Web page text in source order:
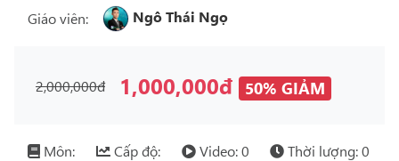
Giáo viên: Ngô Thái Ngọ
2,000,000đ 1,000,000đ 50% GIẢM
Môn:
Cấp độ:
Video: 0
Thời lượng: 0